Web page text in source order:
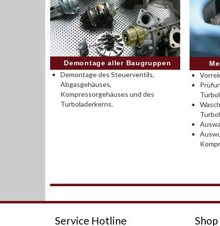
Demontage aller Baugruppen
Demontage des Steuerventils,
Abgasgehäuses,
Kompressorgehäuses und des
Turboladerkerns.
Service Hotline